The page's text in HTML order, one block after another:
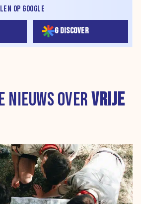
OP GOOGLE
G DISCOVER
NIEUWS OVERVRIJE